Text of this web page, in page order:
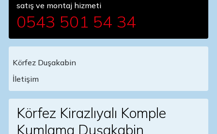
satış ve montaj hizmeti
0543 501 54 34
Main Navigation
Körfez Duşakabin
İletişim
Körfez Kirazlıyalı Komple
Kumlama Duşakabin